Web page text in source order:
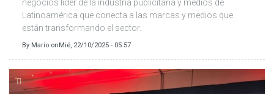
negocios líder de la industria publicitaria y medios de
Latinoamérica que conecta a las marcas y medios que
están transformando el sector.
By Mario onMié, 22/10/2025 - 05:57